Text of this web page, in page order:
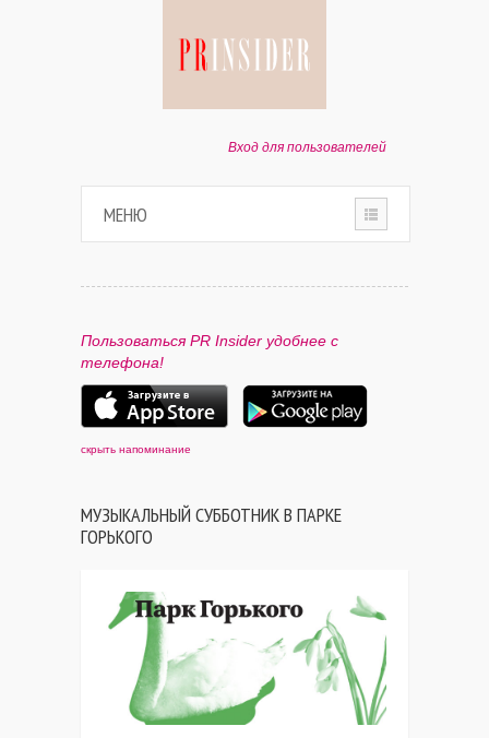
Вход для пользователей
МЕНЮ
ПАРТНЕРАМ
КОНТАКТЫ
Пользоваться PR Insider удобнее с
телефона!
скрыть напоминание
МУЗЫКАЛЬНЫЙ СУББОТНИК В ПАРКЕ
ГОРЬКОГО